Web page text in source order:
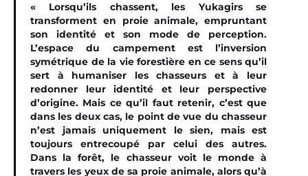
« Lorsqu’ils chassent, les Yukagirs se
transforment en proie animale, empruntant
son identité et son mode de perception.
L’espace du campement est l’inversion
symétrique de la vie forestière en ce sens qu’il
sert à humaniser les chasseurs et à leur
redonner leur identité et leur perspective
d’origine. Mais ce qu’il faut retenir, c’est que
dans les deux cas, le point de vue du chasseur
n’est jamais uniquement le sien, mais est
toujours entrecoupé par celui des autres.
Dans la forêt, le chasseur voit le monde à
travers les yeux de sa proie animale, alors qu’à